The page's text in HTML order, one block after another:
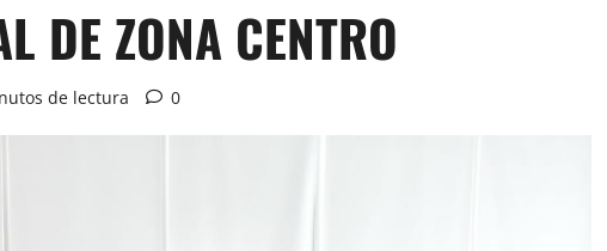
DE ZONA CENTRO
de lectura 0